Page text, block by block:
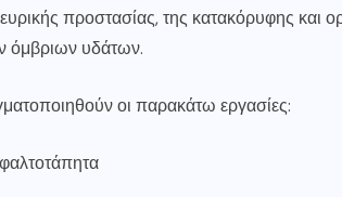
προστασίας, της κατακόρυφης και
όμβριων υδάτων.
οι παρακάτω εργασίες: